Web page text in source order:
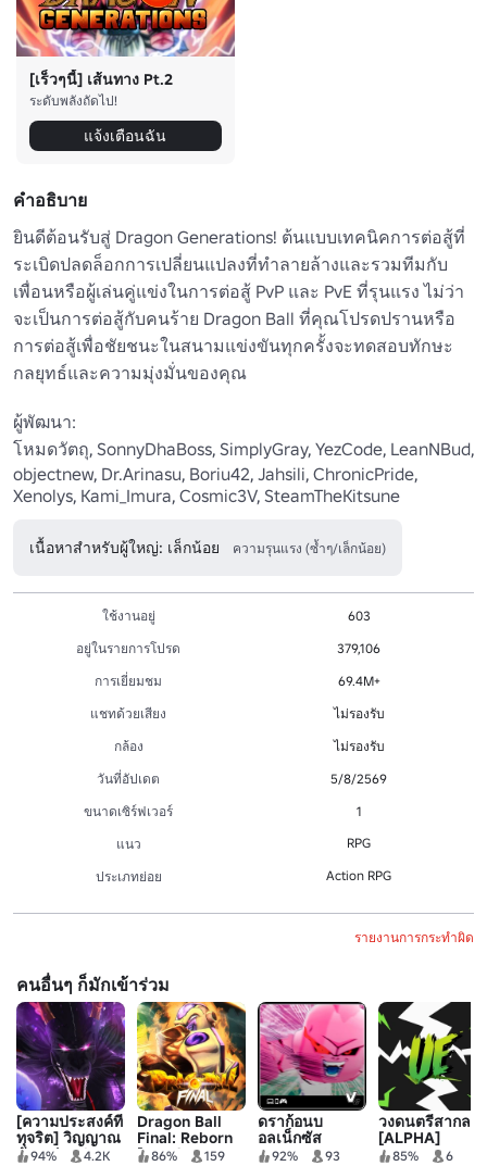
[เร็วๆนี้] เส้นทาง Pt.2
ระดับพลังถัดไป!
แจ้งเตือนฉัน
คำอธิบาย
ยินดีต้อนรับสู่ Dragon Generations! ต้นแบบเทคนิคการต่อสู้ที่
ระเบิดปลดล็อกการเปลี่ยนแปลงที่ทําลายล้างและรวมทีมกับ
เพื่อนหรือผู้เล่นคู่แข่งในการต่อสู้ PvP และ PvE ที่รุนแรง ไม่ว่า
จะเป็นการต่อสู้กับคนร้าย Dragon Ball ที่คุณโปรดปรานหรือ
การต่อสู้เพื่อชัยชนะในสนามแข่งขันทุกครั้งจะทดสอบทักษะ
กลยุทธ์และความมุ่งมั่นของคุณ
ผู้พัฒนา:
โหมดวัตถุ, SonnyDhaBoss, SimplyGray, YezCode, LeanNBud,
objectnew, Dr.Arinasu, Boriu42, Jahsili, ChronicPride,
Xenolys, Kami_Imura, Cosmic3V, SteamTheKitsune
เนื้อหาสำหรับผู้ใหญ่: เล็กน้อย ความรุนแรง (ซ้ำๆ/เล็กน้อย)
ใช้งานอยู่
603
อยู่ในรายการโปรด
379,106
การเยี่ยมชม
69.4M+
แชทด้วยเสียง
ไม่รองรับ
กล้อง
ไม่รองรับ
วันที่อัปเดต
5/8/2569
ขนาดเซิร์ฟเวอร์
1
แนว
RPG
ประเภทย่อย Action RPG
รายงานการกระทำผิด
คนอื่นๆ ก็มักเข้าร่วม
[ความประสงค์ที่
ทุจริต] วิญญาณ
มังกร | Anime
94% 4.2K
Dragon Ball
Final: Reborn
[HUD/MENU
86% 159
ดราก้อนบ
อลเน็กซัส
92% 93
วงดนตรีสากล
[ALPHA]
85% 6